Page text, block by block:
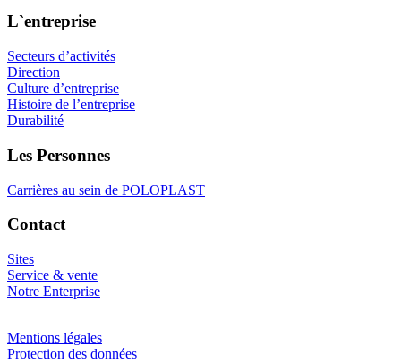
L`entreprise
Secteurs d’activités
Direction
Culture d’entreprise
Histoire de l’entreprise
Durabilité
Les Personnes
Carrières au sein de POLOPLAST
Contact
Sites
Service & vente
Notre Enterprise
Mentions légales
Protection des données